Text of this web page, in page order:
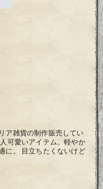
ア雑貨の制作販売してい
可愛いアイテム。軽やか
に。 目立ちたくないけど